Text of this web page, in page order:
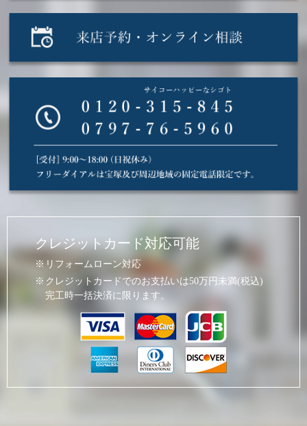
クレジットカード対応可能
リフォームローン対応
クレジットカードでのお支払いは50万円未満(税込)
完工時一括決済に限ります。